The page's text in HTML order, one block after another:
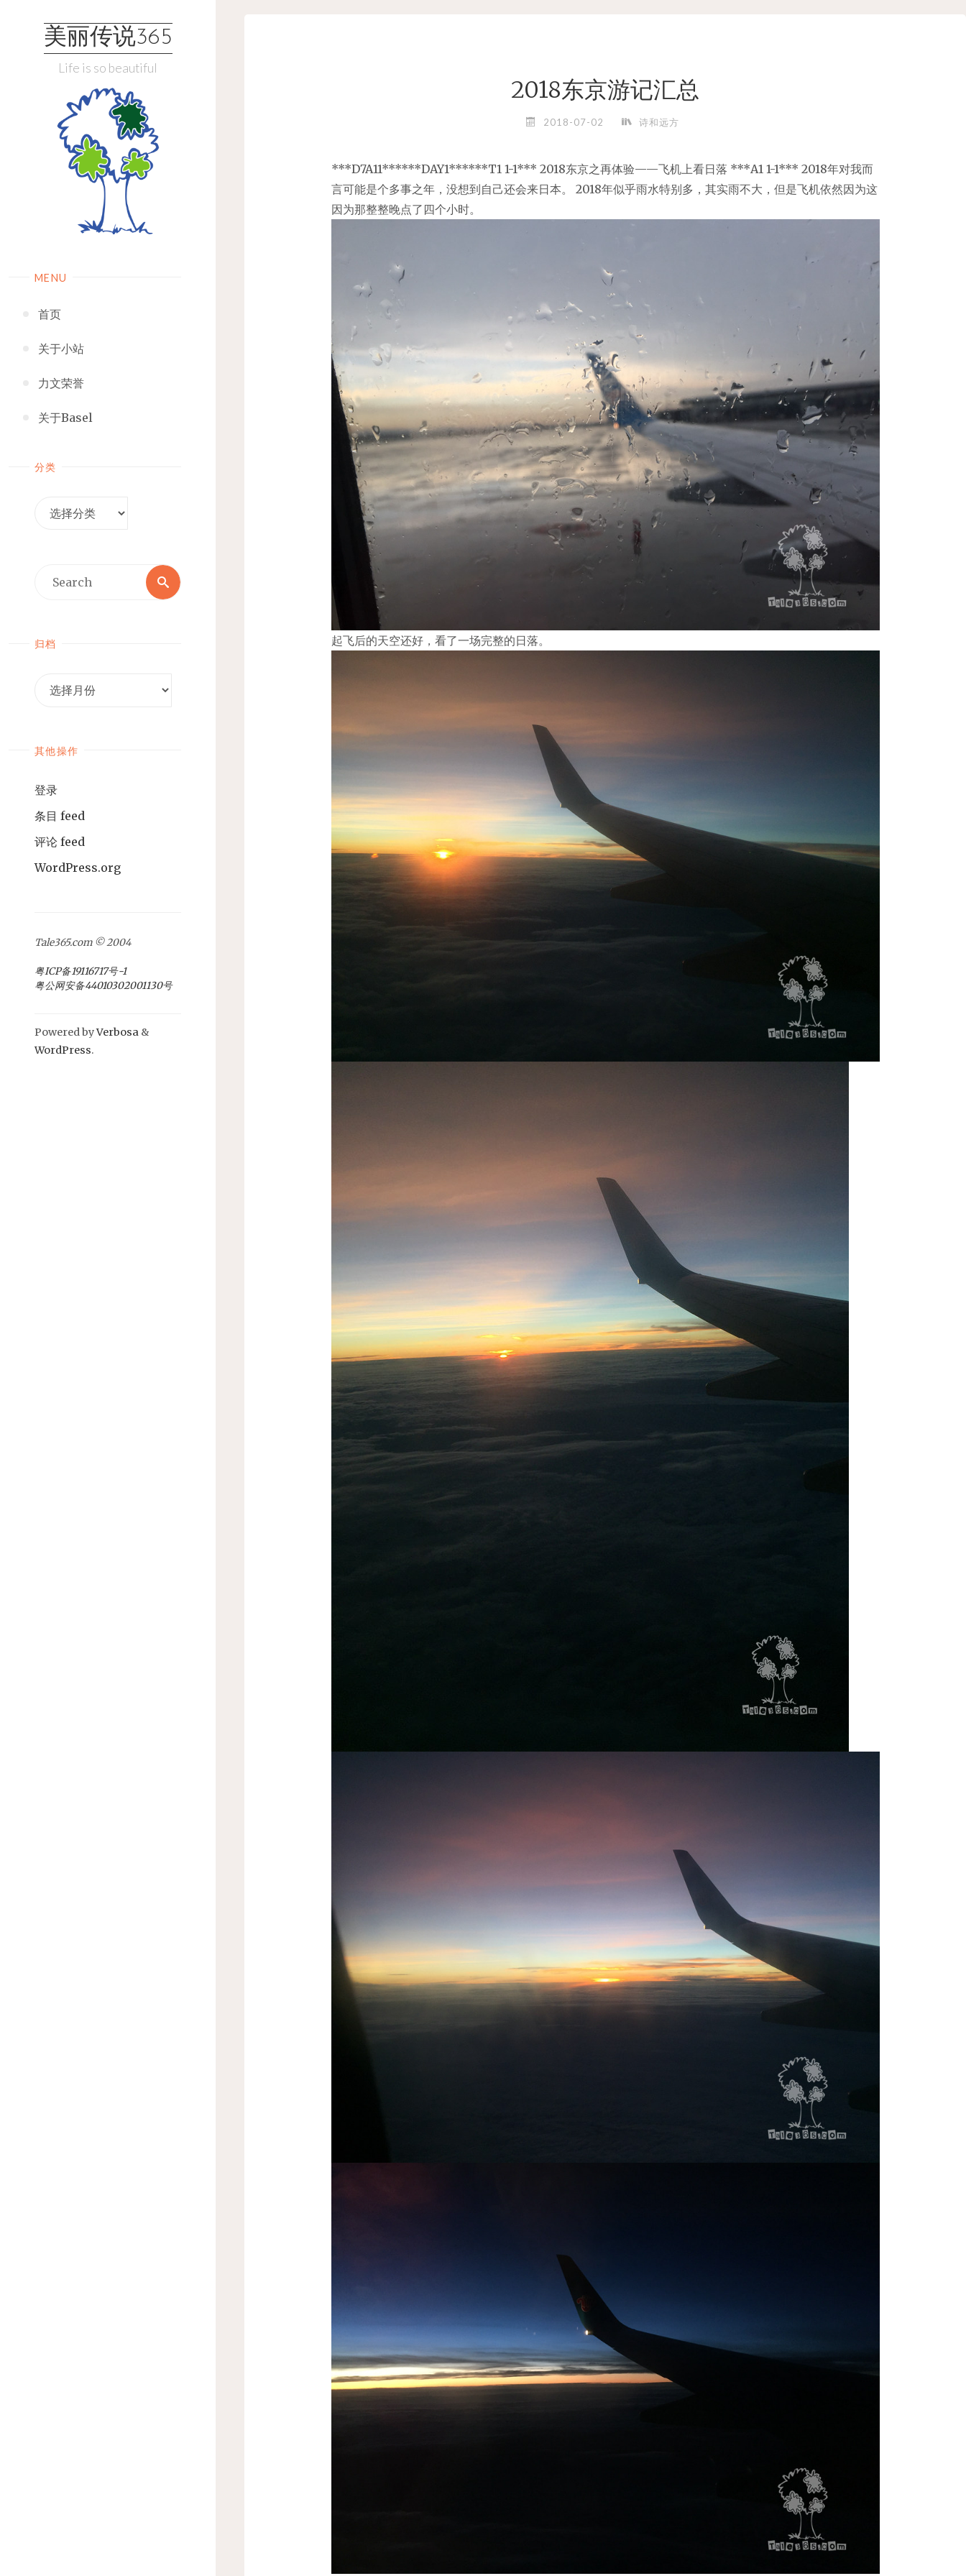
美丽传说365
Life is so beautiful
MENU
首页
关于小站
力文荣誉
关于Basel
分类
Search
Search
归档
其他操作
登录
条目 feed
评论 feed
WordPress.org
Tale365.com © 2004
粤ICP备19116717号-1
粤公网安备44010302001130号
Powered byVerbosa &
WordPress.
2018东京游记汇总
2018-07-02 诗和远方
***D7A11******DAY1******T1 1-1*** 2018东京之再体验——飞机上看日落 ***A1 1-1*** 2018年对我而
言可能是个多事之年，没想到自己还会来日本。 2018年似乎雨水特别多，其实雨不大，但是飞机依然因为这
因为那整整晚点了四个小时。
起飞后的天空还好，看了一场完整的日落。